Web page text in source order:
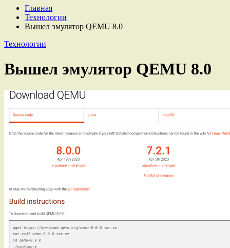
Главная
Технологии
Вышел эмулятор QEMU 8.0
Технологии
Вышел эмулятор QEMU 8.0